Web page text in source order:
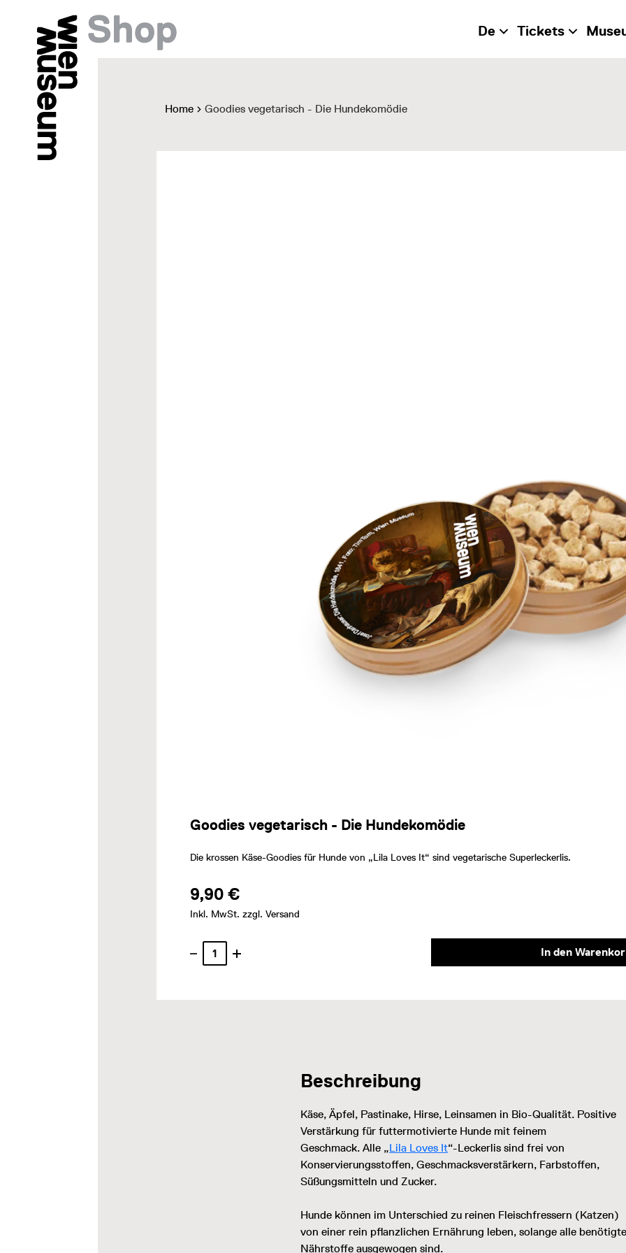
De Tickets
Home Goodies vegetarisch - Die Hundekomödie
Goodies vegetarisch - Die Hundekomödie
Die krossen Käse-Goodies für Hunde von „Lila Loves It“ sind vegetarische Superleckerlis.
9,90 €
Inkl. MwSt. zzgl. Versand
In den
Beschreibung
Käse, Äpfel, Pastinake, Hirse, Leinsamen in Bio-Qualität. Positive
Verstärkung für futtermotivierte Hunde mit feinem
Geschmack. Alle „Lila Loves It“-Leckerlis sind frei von
Konservierungsstoffen, Geschmacksverstärkern, Farbstoffen,
Süßungsmitteln und Zucker.
Hunde können im Unterschied zu reinen Fleischfressern (Katzen)
von einer rein pflanzlichen Ernährung leben, solange alle
Nährstoffe ausgewogen sind.